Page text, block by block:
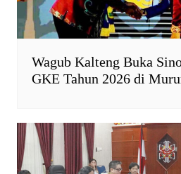
Wagub Kalteng Buka
GKE Tahun 2026 di